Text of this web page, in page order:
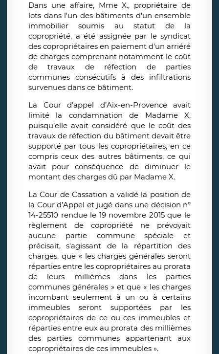
Dans une affaire, Mme X., propriétaire de
lots dans l'un des bâtiments d'un ensemble
immobilier soumis au statut de la
copropriété, a été assignée par le syndicat
des copropriétaires en paiement d'un arriéré
de charges comprenant notamment le coût
de travaux de réfection de parties
communes consécutifs à des infiltrations
survenues dans ce bâtiment.
La Cour d’appel d’Aix-en-Provence avait
limité la condamnation de Madame X,
puisqu’elle avait considéré que le coût des
travaux de réfection du bâtiment devait être
supporté par tous les copropriétaires, en ce
compris ceux des autres bâtiments, ce qui
avait pour conséquence de diminuer le
montant des charges dû par Madame X.
La Cour de Cassation a validé la position de
la Cour d’Appel et jugé dans une décision n°
14-25510 rendue le 19 novembre 2015 que le
règlement de copropriété ne prévoyait
aucune partie commune spéciale et
précisait, s'agissant de la répartition des
charges, que « les charges générales seront
réparties entre les copropriétaires au prorata
de leurs millièmes dans les parties
communes générales » et que « les charges
incombant seulement à un ou à certains
immeubles seront supportées par les
copropriétaires de ce ou ces immeubles et
réparties entre eux au prorata des millièmes
des parties communes appartenant aux
copropriétaires de ces immeubles ».